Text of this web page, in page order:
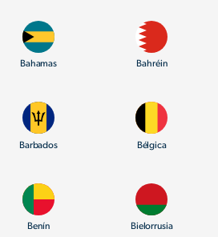
Bahamas Bahréin
Barbados Bélgica
Benín Bielorrusia